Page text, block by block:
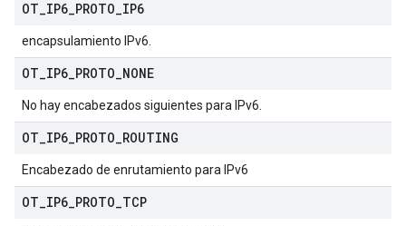
OT IP6 PROTO IP6
encapsulamiento IPv6.
OT IP6 PROTO NONE
No hay encabezados siguientes para IPv6.
OT IP6 PROTO ROUTING
Encabezado de enrutamiento para IPv6
OT IP6 PROTO TCP